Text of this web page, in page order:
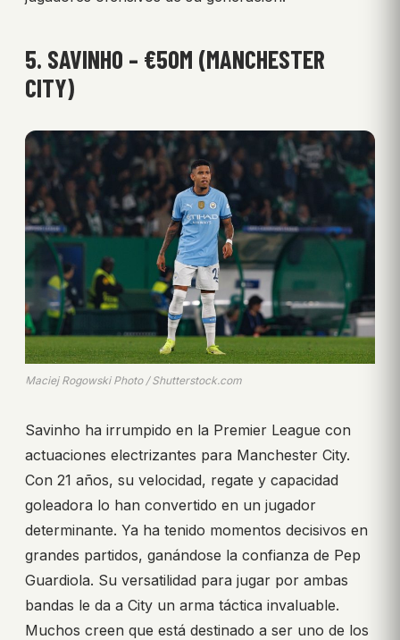
5. SAVINHO – €50M (MANCHESTER
CITY)
Maciej Rogowski Photo / Shutterstock.com
Savinho ha irrumpido en la Premier League con
actuaciones electrizantes para Manchester City.
Con 21 años, su velocidad, regate y capacidad
goleadora lo han convertido en un jugador
determinante. Ya ha tenido momentos decisivos en
grandes partidos, ganándose la confianza de Pep
Guardiola. Su versatilidad para jugar por ambas
bandas le da a City un arma táctica invaluable.
Muchos creen que está destinado a ser uno de los